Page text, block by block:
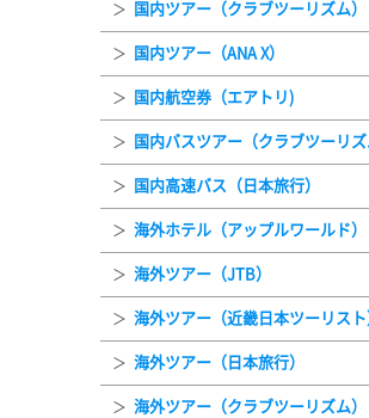
国内ツアー（クラブツーリズム）
国内ツアー（ANA X）
国内航空券（エアトリ)
国内バスツアー（クラブツーリズ
国内高速バス（日本旅行）
海外ホテル（アップルワールド）
海外ツアー（JTB）
海外ツアー（近畿日本ツーリスト
海外ツアー（日本旅行）
海外ツアー（クラブツーリズム）